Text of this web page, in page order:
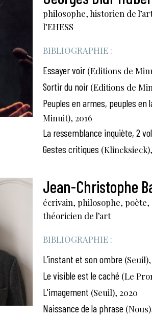
philosophe, historien de
l’EHESS
BIBLIOGRAPHIE :
Essayer voir(Editions de
Sortir du noir(Editions de
Peuples en armes, peuples en
Minuit), 2016
La ressemblance inquiète, 2
Gestes critiques
Jean-Christophe
écrivain, philosophe,
théoricien de l’art
BIBLIOGRAPHIE :
L’instant et son ombre(Seuil),
Le visible est le caché(Le
L'imagement (Seuil), 2020
Naissance de la phrase